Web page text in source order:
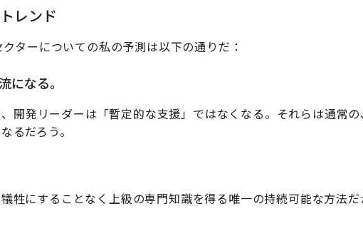
レンド
ターについての私の予測は以下の通りだ：
になる。
開発リーダーは「暫定的な支援」ではなくなる。それらは通常の
るだろう。
牲にすることなく上級の専門知識を得る唯一の持続可能な方法だ